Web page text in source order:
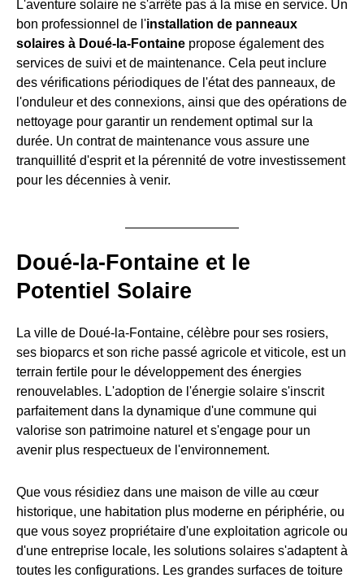
L'aventure solaire ne s'arrête pas à la mise en service. Un
bon professionnel de l'installation de panneaux
solaires à Doué-la-Fontaine propose également des
services de suivi et de maintenance. Cela peut inclure
des vérifications périodiques de l'état des panneaux, de
l'onduleur et des connexions, ainsi que des opérations de
nettoyage pour garantir un rendement optimal sur la
durée. Un contrat de maintenance vous assure une
tranquillité d'esprit et la pérennité de votre investissement
pour les décennies à venir.
Doué-la-Fontaine et le
Potentiel Solaire
La ville de Doué-la-Fontaine, célèbre pour ses rosiers,
ses bioparcs et son riche passé agricole et viticole, est un
terrain fertile pour le développement des énergies
renouvelables. L'adoption de l'énergie solaire s'inscrit
parfaitement dans la dynamique d'une commune qui
valorise son patrimoine naturel et s'engage pour un
avenir plus respectueux de l'environnement.
Que vous résidiez dans une maison de ville au cœur
historique, une habitation plus moderne en périphérie, ou
que vous soyez propriétaire d'une exploitation agricole ou
d'une entreprise locale, les solutions solaires s'adaptent à
toutes les configurations. Les grandes surfaces de toiture